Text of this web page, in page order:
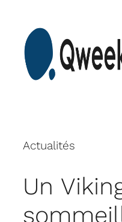
content
Actualités
Un